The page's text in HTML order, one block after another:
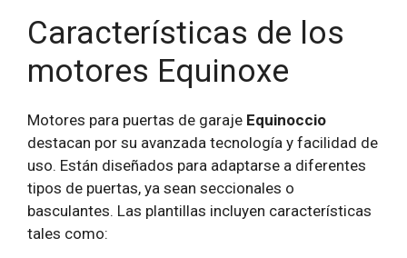
Características de los
motores Equinoxe
Motores para puertas de garaje Equinoccio
destacan por su avanzada tecnología y facilidad de
uso. Están diseñados para adaptarse a diferentes
tipos de puertas, ya sean seccionales o
basculantes. Las plantillas incluyen características
tales como: